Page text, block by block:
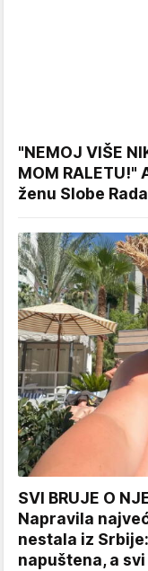
"NEMOJ VIŠE
MOM
ženu Slobe
SVI BRUJE O
Napravila
nestala iz
napuštena, a